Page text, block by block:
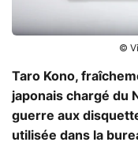
©
Taro Kono,
japonais chargé du
guerre aux
utilisée dans la